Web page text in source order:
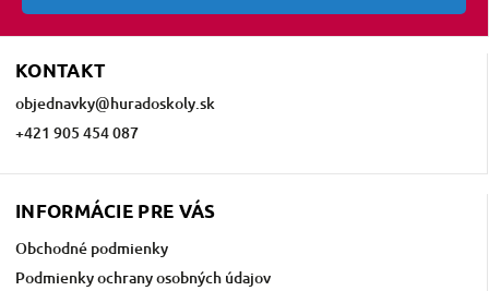
KONTAKT
objednavky@huradoskoly.sk
+421 905 454 087
INFORMÁCIE PRE VÁS
Obchodné podmienky
Podmienky ochrany osobných údajov